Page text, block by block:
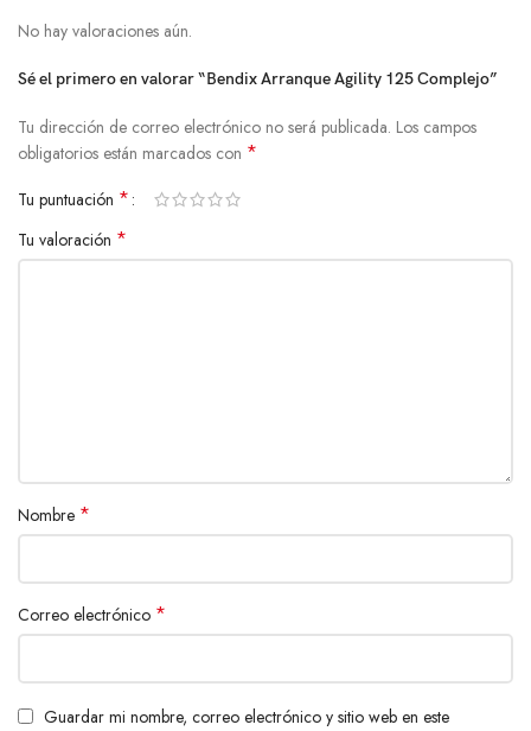
No hay valoraciones aún.
Sé el primero en valorar “Bendix Arranque Agility 125 Complejo”
Tu dirección de correo electrónico no será publicada. Los campos
obligatorios están marcados con *
Tu puntuación *
Tu valoración *
Nombre *
Correo electrónico *
Guardar mi nombre, correo electrónico y sitio web en este